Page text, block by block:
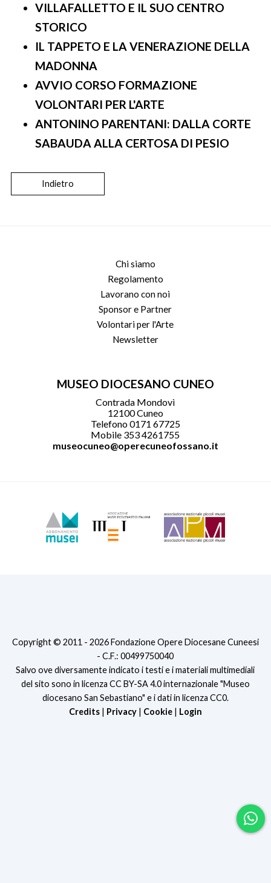
VILLAFALLETTO E IL SUO CENTRO
STORICO
IL TAPPETO E LA VENERAZIONE DELLA
MADONNA
AVVIO CORSO FORMAZIONE
VOLONTARI PER L'ARTE
ANTONINO PARENTANI: DALLA CORTE
SABAUDA ALLA CERTOSA DI PESIO
Indietro
Chi siamo
Regolamento
Lavorano con noi
Sponsor e Partner
Volontari per l'Arte
Newsletter
MUSEO DIOCESANO CUNEO
Contrada Mondovì
12100 Cuneo
Telefono 0171 67725
Mobile 353 4261755
museocuneo@operecuneofossano.it
Copyright © 2011 - 2026 Fondazione Opere Diocesane Cuneesi
- C.F.: 00499750040
Salvo ove diversamente indicato i testi e i materiali multimediali
del sito sono in licenza CC BY-SA 4.0 internazionale "Museo
diocesano San Sebastiano" e i dati in licenza CC0.
Credits| Privacy| Cookie| Login